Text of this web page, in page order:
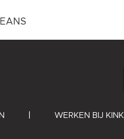
WERKEN BIJ KINK